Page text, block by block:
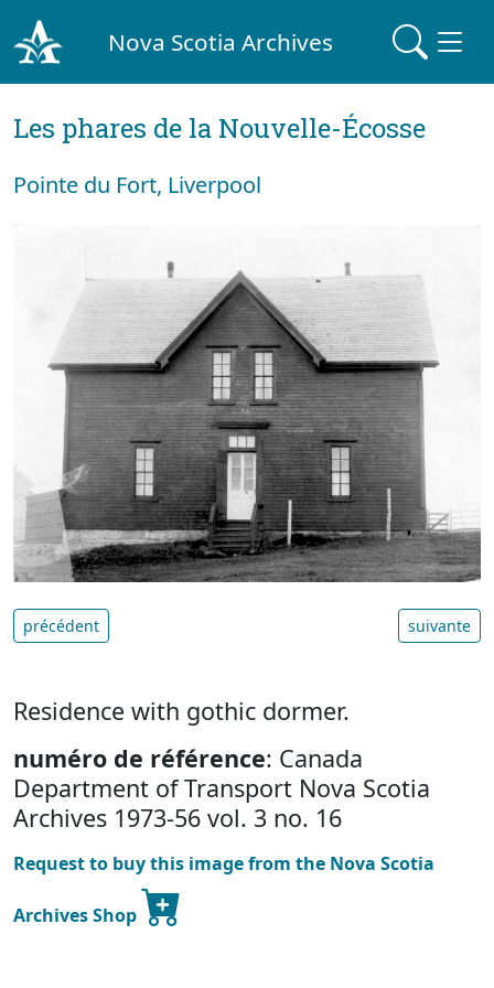
Nova Scotia Archives
Les phares de la Nouvelle-Écosse
Pointe du Fort, Liverpool
précédent suivante
Residence with gothic dormer.
numéro de référence: Canada
Department of Transport Nova Scotia
Archives 1973-56 vol. 3 no. 16
Request to buy this image from the Nova Scotia
Archives Shop